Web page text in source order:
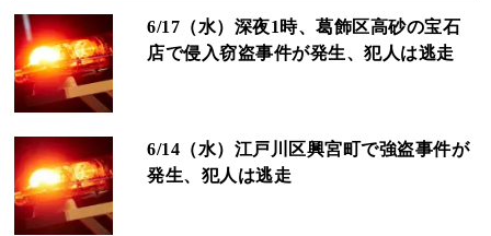
6/17（水）深夜1時、葛飾区高砂の宝石
店で侵入窃盗事件が発生、犯人は逃走
6/14（水）江戸川区興宮町で強盗事件が
発生、犯人は逃走